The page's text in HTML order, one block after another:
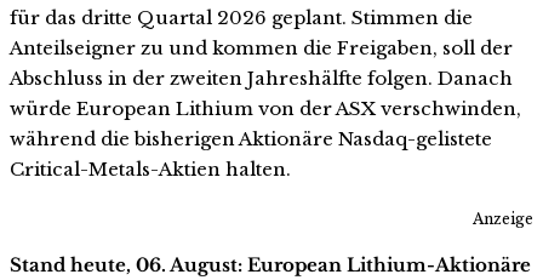
für das dritte Quartal 2026 geplant. Stimmen die
Anteilseigner zu und kommen die Freigaben, soll der
Abschluss in der zweiten Jahreshälfte folgen. Danach
würde European Lithium von der ASX verschwinden,
während die bisherigen Aktionäre Nasdaq-gelistete
Critical-Metals-Aktien halten.
Anzeige
Stand heute, 06. August: European Lithium-Aktionäre